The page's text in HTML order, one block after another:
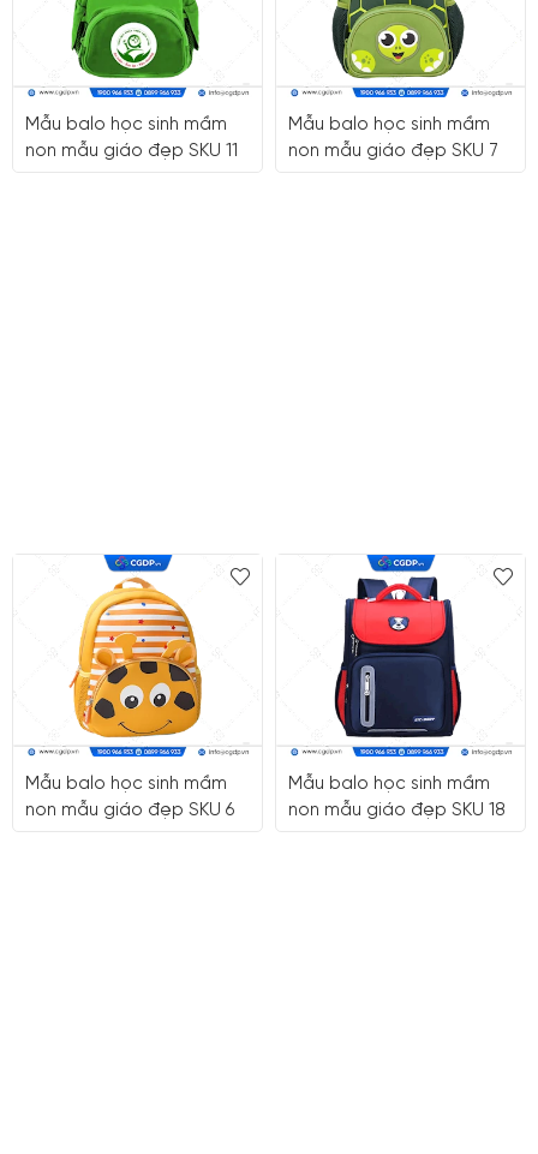
Mẫu balo học sinh mầm
non mẫu giáo đẹp SKU 11
Mẫu balo học sinh mầm
non mẫu giáo đẹp SKU 7
Mẫu balo học sinh mầm
non mẫu giáo đẹp SKU 6
Mẫu balo học sinh mầm
non mẫu giáo đẹp SKU 18